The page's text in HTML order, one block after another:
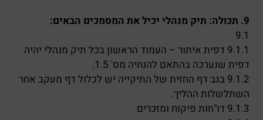
9. תכולה: תיק מנהלי יכיל את המסמכים הבאים:
9.1
9.1.1 דפית איתור – העמוד הראשון בכל תיק מנהלי יהיה
דפית שנערכה בהתאם להנחיה מס' 1.5.
9.1.2 בגב דף החזית של התיקייה יש לכלול דף מעקב אחר
השתלשלות ההליך.
9.1.3 דו"חות פיקוח ומזכרים